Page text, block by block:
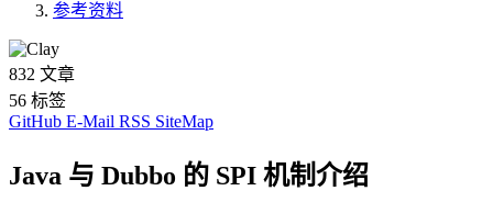
参考资料
832 文章
56 标签
GitHub E-Mail RSS SiteMap
Java 与 Dubbo 的 SPI 机制介绍